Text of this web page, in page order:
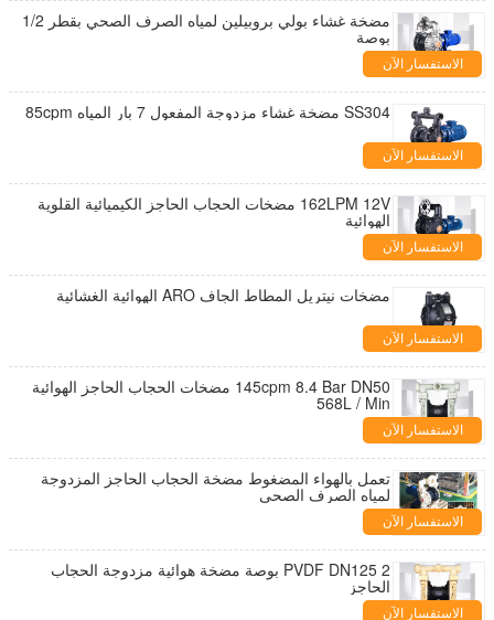
مضخة غشاء بولي بروبيلين لمياه الصرف الصحي بقطر 1/2
بوصة
الاستفسار الآن
SS304 مضخة غشاء مزدوجة المفعول 7 بار المياه 85cpm
الاستفسار الآن
162LPM 12V مضخات الحجاب الحاجز الكيميائية القلوية
الهوائية
الاستفسار الآن
مضخات نيتريل المطاط الجاف ARO الهوائية الغشائية
الاستفسار الآن
145cpm 8.4 Bar DN50 مضخات الحجاب الحاجز الهوائية
568L / Min
الاستفسار الآن
تعمل بالهواء المضغوط مضخة الحجاب الحاجز المزدوجة
لمياه الصرف الصحي
الاستفسار الآن
PVDF DN125 2 بوصة مضخة هوائية مزدوجة الحجاب
الحاجز
الاستفسار الآن